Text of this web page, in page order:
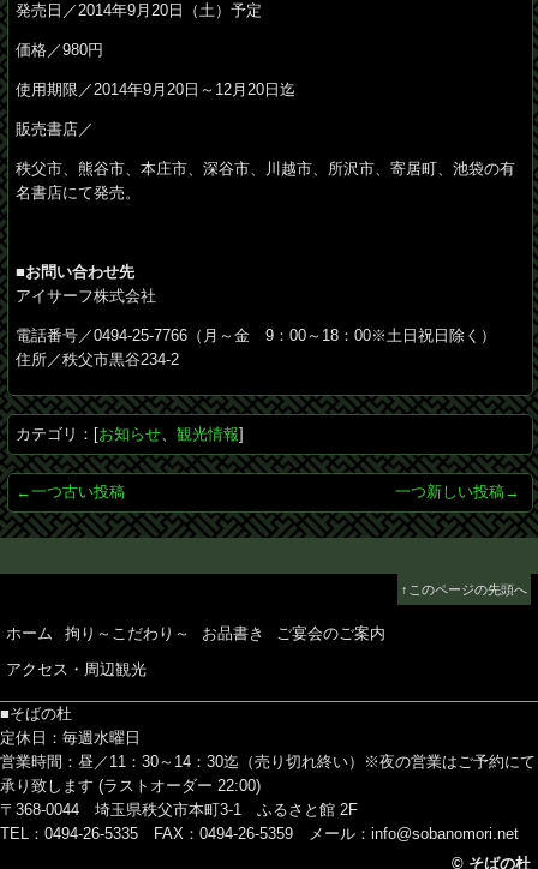
発売日／2014年9月20日（土）予定
価格／980円
使用期限／2014年9月20日～12月20日迄
販売書店／
秩父市、熊谷市、本庄市、深谷市、川越市、所沢市、寄居町、池袋の有
名書店にて発売。
■お問い合わせ先
アイサーフ株式会社
電話番号／0494-25-7766（月～金 9：00～18：00※土日祝日除く）
住所／秩父市黒谷234-2
カテゴリ：[お知らせ、 観光情報]
←一つ古い投稿 一つ新しい投稿→
↑このページの先頭へ
ホーム 拘り～こだわり～ お品書き
ご宴会のご案内
アクセス・周辺観光
■そばの杜
定休日：毎週水曜日
営業時間：昼／11：30～14：30迄（売り切れ終い）※夜の営業はご予約にて
承り致します (ラストオーダー 22:00)
〒368-0044 埼玉県秩父市本町3-1 ふるさと館 2F
TEL：0494-26-5335 FAX：0494-26-5359
メール：info@sobanomori.net
© そばの杜